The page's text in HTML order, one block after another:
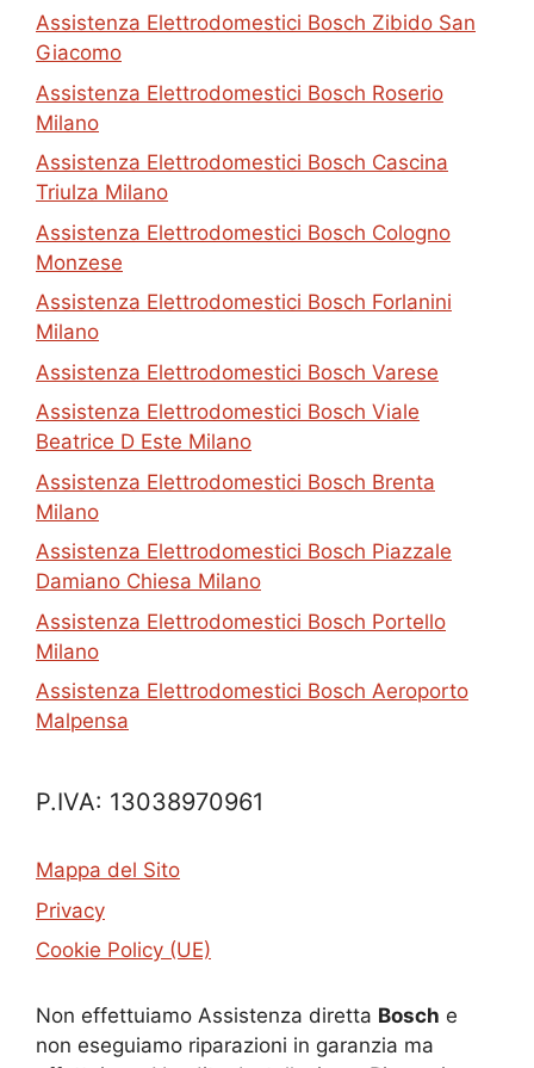
Assistenza Elettrodomestici Bosch Zibido San
Giacomo
Assistenza Elettrodomestici Bosch Roserio
Milano
Assistenza Elettrodomestici Bosch Cascina
Triulza Milano
Assistenza Elettrodomestici Bosch Cologno
Monzese
Assistenza Elettrodomestici Bosch Forlanini
Milano
Assistenza Elettrodomestici Bosch Varese
Assistenza Elettrodomestici Bosch Viale
Beatrice D Este Milano
Assistenza Elettrodomestici Bosch Brenta
Milano
Assistenza Elettrodomestici Bosch Piazzale
Damiano Chiesa Milano
Assistenza Elettrodomestici Bosch Portello
Milano
Assistenza Elettrodomestici Bosch Aeroporto
Malpensa
P.IVA: 13038970961
Mappa del Sito
Privacy
Cookie Policy (UE)
Non effettuiamo Assistenza diretta Bosch e
non eseguiamo riparazioni in garanzia ma